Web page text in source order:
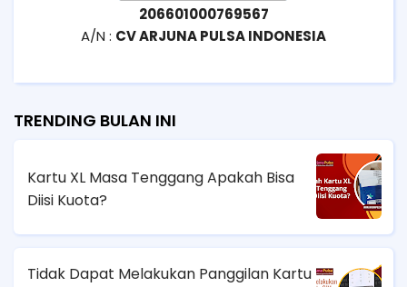
206601000769567
A/N : CV ARJUNA PULSA INDONESIA
TRENDING BULAN INI
Kartu XL Masa Tenggang Apakah Bisa
Diisi Kuota?
Tidak Dapat Melakukan Panggilan Kartu